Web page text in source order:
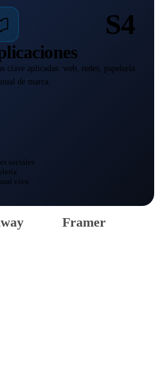
S4
clave aplicadas: web, redes, papelería
de marca.
sociales
vivo
Framer